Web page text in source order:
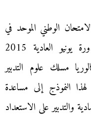
الوطني الموحد في
مادة «المحاسبة والرياضيات المالية» دورة يونيو العادية 2015
مسلك علوم التدبير
النموذج إلى مساعدة
والتدبير على الاستعداد